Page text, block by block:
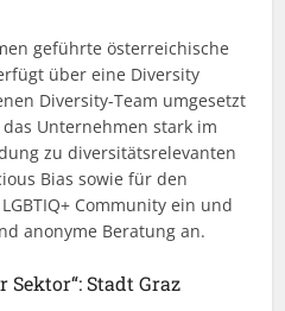
geführte österreichische
über eine Diversity
Diversity-Team umgesetzt
Unternehmen stark im
zu diversitätsrelevanten
Bias sowie für den
Community ein und
anonyme Beratung an.
Stadt Graz